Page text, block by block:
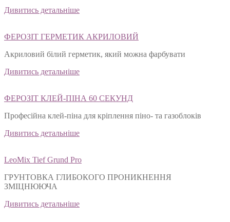
Дивитись детальніше
ФЕРОЗІТ ГЕРМЕТИК АКРИЛОВИЙ
Акриловий білий герметик, який можна фарбувати
Дивитись детальніше
ФЕРОЗІТ КЛЕЙ-ПІНА 60 СЕКУНД
Професійна клей-піна для кріплення піно- та газоблоків
Дивитись детальніше
LeoMix Tief Grund Pro
ГРУНТОВКА ГЛИБОКОГО ПРОНИКНЕННЯ
ЗМІЦНЮЮЧА
Дивитись детальніше